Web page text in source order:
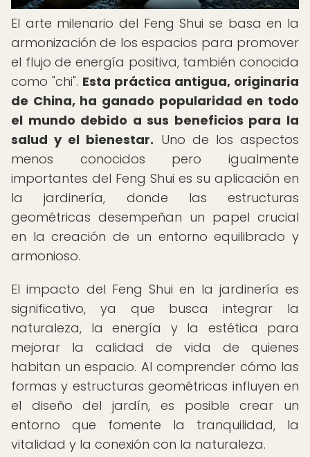
El arte milenario del Feng Shui se basa en la
armonización de los espacios para promover
el flujo de energía positiva, también conocida
como "chi". Esta práctica antigua, originaria
de China, ha ganado popularidad en todo
el mundo debido a sus beneficios para la
salud y el bienestar. Uno de los aspectos
menos conocidos pero igualmente
importantes del Feng Shui es su aplicación en
la jardinería, donde las estructuras
geométricas desempeñan un papel crucial
en la creación de un entorno equilibrado y
armonioso.
El impacto del Feng Shui en la jardinería es
significativo, ya que busca integrar la
naturaleza, la energía y la estética para
mejorar la calidad de vida de quienes
habitan un espacio. Al comprender cómo las
formas y estructuras geométricas influyen en
el diseño del jardín, es posible crear un
entorno que fomente la tranquilidad, la
vitalidad y la conexión con la naturaleza.